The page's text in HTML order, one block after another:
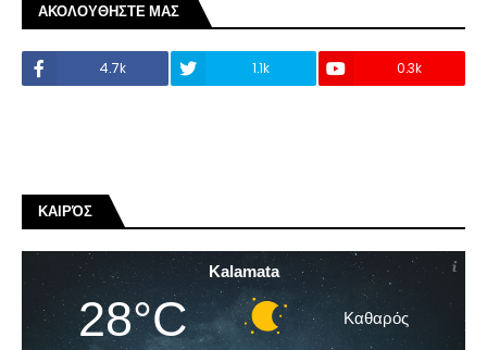
ΑΚΟΛΟΥΘΗΣΤΕ ΜΑΣ
4.7k 1.1k 0.3k
ΚΑΙΡΌΣ
Kalamata
28°C Καθαρός